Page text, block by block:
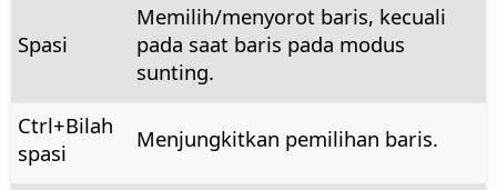
Spasi
Memilih/menyorot baris, kecuali
pada saat baris pada modus
sunting.
Ctrl+Bilah
spasi
Menjungkitkan pemilihan baris.